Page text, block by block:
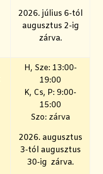
2026. július 6-tól
augusztus 2-ig
zárva.
H, Sze: 13:00-
19:00
K, Cs, P: 9:00-
15:00
Szo: zárva
2026. augusztus
3-tól augusztus
30-ig zárva.